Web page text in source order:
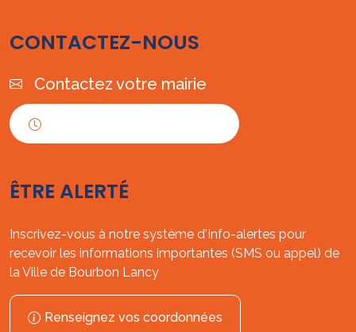
CONTACTEZ-NOUS
Contactez votre mairie
ÊTRE ALERTÉ
Inscrivez-vous à notre système d'Info-alertes pour
recevoir les informations importantes (SMS ou appel) de
la Ville de Bourbon Lancy
Renseignez vos coordonnées